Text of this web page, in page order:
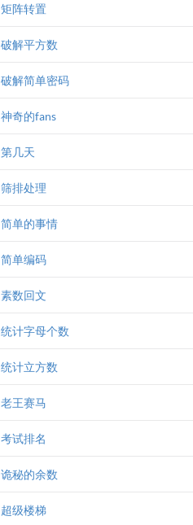
矩阵转置
破解平方数
破解简单密码
神奇的fans
第几天
筛排处理
简单的事情
简单编码
素数回文
统计字母个数
统计立方数
老王赛马
考试排名
诡秘的余数
超级楼梯